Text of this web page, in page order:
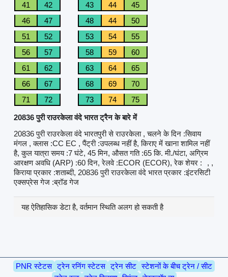
41
42 43 44
45
46
47 48 44
50
51
52 53 54
55
56
57 58 59
60
61
62 63 64
65
66
67 68 69
70
71
72 73 74 75
20836 पुरी राउरकेला वंदे भारत ट्रैन के बारे में
20836 पुरी राउरकेला वंदे भारतपुरी से राउरकेला , चलने के दिन :सिवाय
मंगल , क्लास :CC EC , पैंट्री :उपलब्ध नहीं है, किराए में खाना शामिल नहीं
है, कुल यात्रा समय :7 घंटे, 45 मिन, औसत गति :65 कि. मी./घंटा, अग्रिम
आरक्षण अवधि (ARP) :60 दिन, रेलवे :ECOR (ECOR), रेक शेयर :
, ,
किराया प्रकार :शताब्दी, 20836 पुरी राउरकेला वंदे भारत प्रकार :इंटरसिटी
एक्सप्रेस गेज :ब्रॉड गेज
यह ऐतिहासिक डेटा है, वर्तमान स्थिति अलग हो सकती है
PNR स्टेटस ट्रेन रनिंग स्टेटस ट्रेन सीट स्टेशनों के बीच ट्रेन / सीट